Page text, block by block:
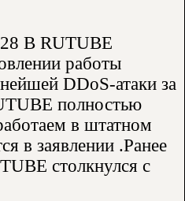
В RUTUBE
работы
DDoS-атаки за
полностью
в штатном
в заявлении .Ранее
столкнулся с